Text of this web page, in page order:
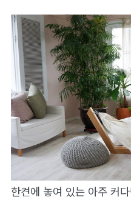
한켠에 놓여 있는 아주 커